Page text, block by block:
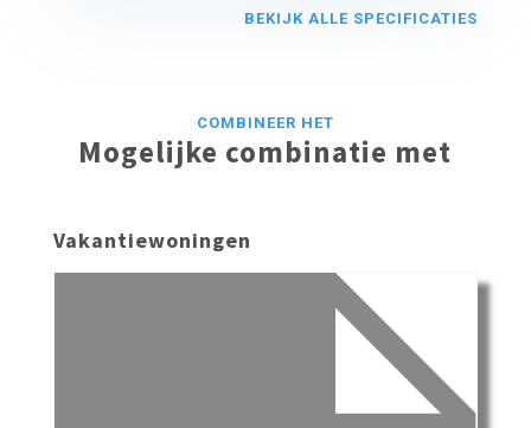
BEKIJK ALLE SPECIFICATIES
COMBINEER HET
Mogelijke combinatie met
Vakantiewoningen